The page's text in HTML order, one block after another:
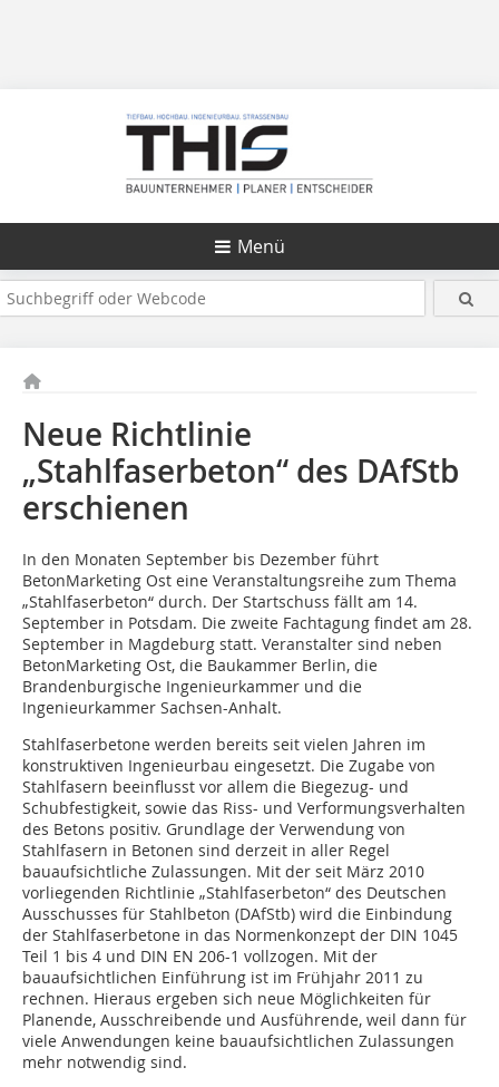
Menü
Neue Richtlinie
„Stahlfaserbeton“ des DAfStb
erschienen
In den Monaten September bis Dezember führt
BetonMarketing Ost eine Veranstaltungsreihe zum Thema
„Stahlfaserbeton“ durch. Der Startschuss fällt am 14.
September in Potsdam. Die zweite Fachtagung findet am 28.
September in Magdeburg statt. Veranstalter sind neben
BetonMarketing Ost, die Baukammer Berlin, die
Brandenburgische Ingenieurkammer und die
Ingenieurkammer Sachsen-Anhalt.
Stahlfaserbetone werden bereits seit vielen Jahren im
konstruktiven Ingenieurbau eingesetzt. Die Zugabe von
Stahlfasern beeinflusst vor allem die Biegezug- und
Schubfestigkeit, sowie das Riss- und Verformungsverhalten
des Betons positiv. Grundlage der Verwendung von
Stahlfasern in Betonen sind derzeit in aller Regel
bauaufsichtliche Zulassungen. Mit der seit März 2010
vorliegenden Richtlinie „Stahlfaserbeton“ des Deutschen
Ausschusses für Stahlbeton (DAfStb) wird die Einbindung
der Stahlfaserbetone in das Normenkonzept der DIN 1045
Teil 1 bis 4 und DIN EN 206-1 vollzogen. Mit der
bauaufsichtlichen Einführung ist im Frühjahr 2011 zu
rechnen. Hieraus ergeben sich neue Möglichkeiten für
Planende, Ausschreibende und Ausführende, weil dann für
viele Anwendungen keine bauaufsichtlichen Zulassungen
mehr notwendig sind.